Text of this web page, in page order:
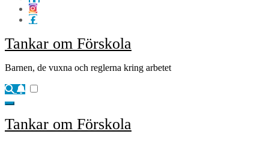
Tankar om Förskola
Barnen, de vuxna och reglerna kring arbetet
Tankar om Förskola